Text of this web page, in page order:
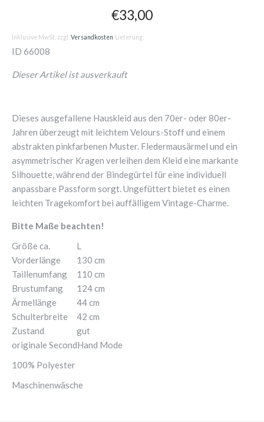
€33,00
Inklusive MwSt. zzgl. Versandkosten Lieferung:
ID 66008
Dieser Artikel ist ausverkauft
Dieses ausgefallene Hauskleid aus den 70er- oder 80er-
Jahren überzeugt mit leichtem Velours-Stoff und einem
abstrakten pinkfarbenen Muster. Fledermausärmel und ein
asymmetrischer Kragen verleihen dem Kleid eine markante
Silhouette, während der Bindegürtel für eine individuell
anpassbare Passform sorgt. Ungefüttert bietet es einen
leichten Tragekomfort bei auffälligem Vintage-Charme.
Bitte Maße beachten!
Größe ca.
Vorderlänge
Taillenumfang
Brustumfang
Ärmellänge
Schulterbreite
Zustand
L
130 cm
110 cm
124 cm
44 cm
42 cm
gut
originale SecondHand Mode
100% Polyester
Maschinenwäsche